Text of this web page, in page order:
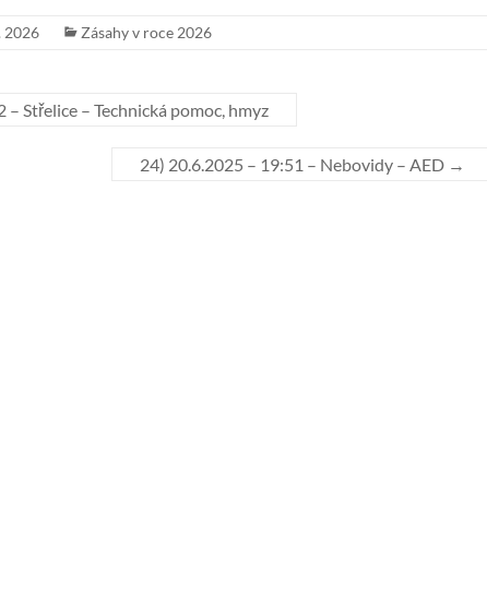
2026 Zásahy v roce 2026
– Střelice – Technická pomoc, hmyz
24) 20.6.2025 – 19:51 – Nebovidy – AED →